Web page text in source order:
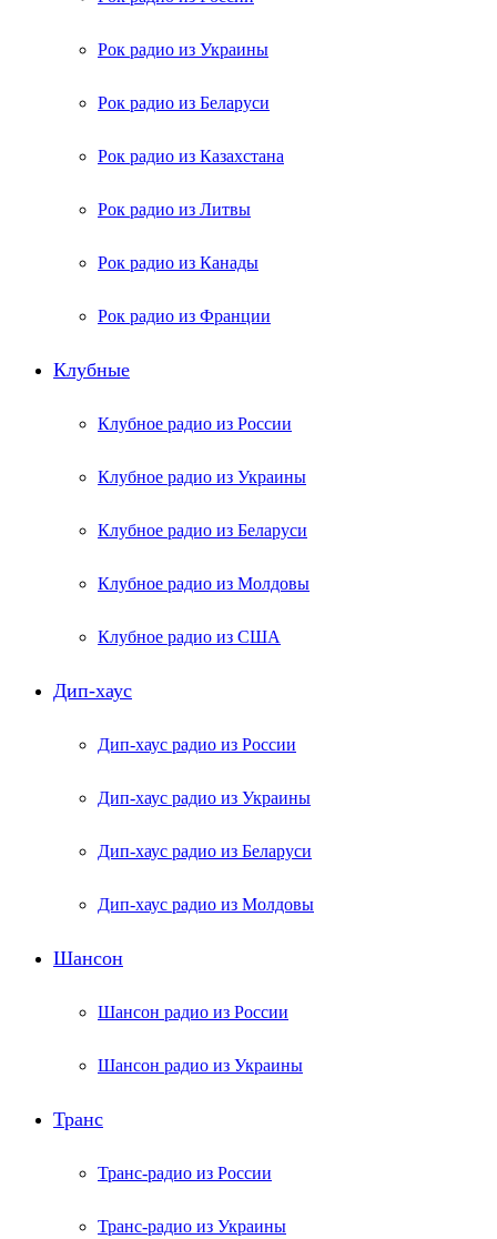
Рок радио из Украины
Рок радио из Беларуси
Рок радио из Казахстана
Рок радио из Литвы
Рок радио из Канады
Рок радио из Франции
Клубные
Клубное радио из России
Клубное радио из Украины
Клубное радио из Беларуси
Клубное радио из Молдовы
Клубное радио из США
Дип-хаус
Дип-хаус радио из России
Дип-хаус радио из Украины
Дип-хаус радио из Беларуси
Дип-хаус радио из Молдовы
Шансон
Шансон радио из России
Шансон радио из Украины
Транс
Транс-радио из России
Транс-радио из Украины